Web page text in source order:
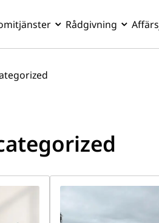
Rådgivning